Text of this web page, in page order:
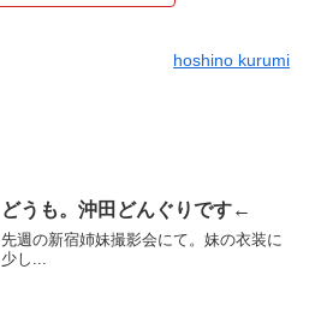
hoshino kurumi
どうも。沖田どんぐりです←
先週の新宿姉妹撮影会にて。妹の衣装に
少し...